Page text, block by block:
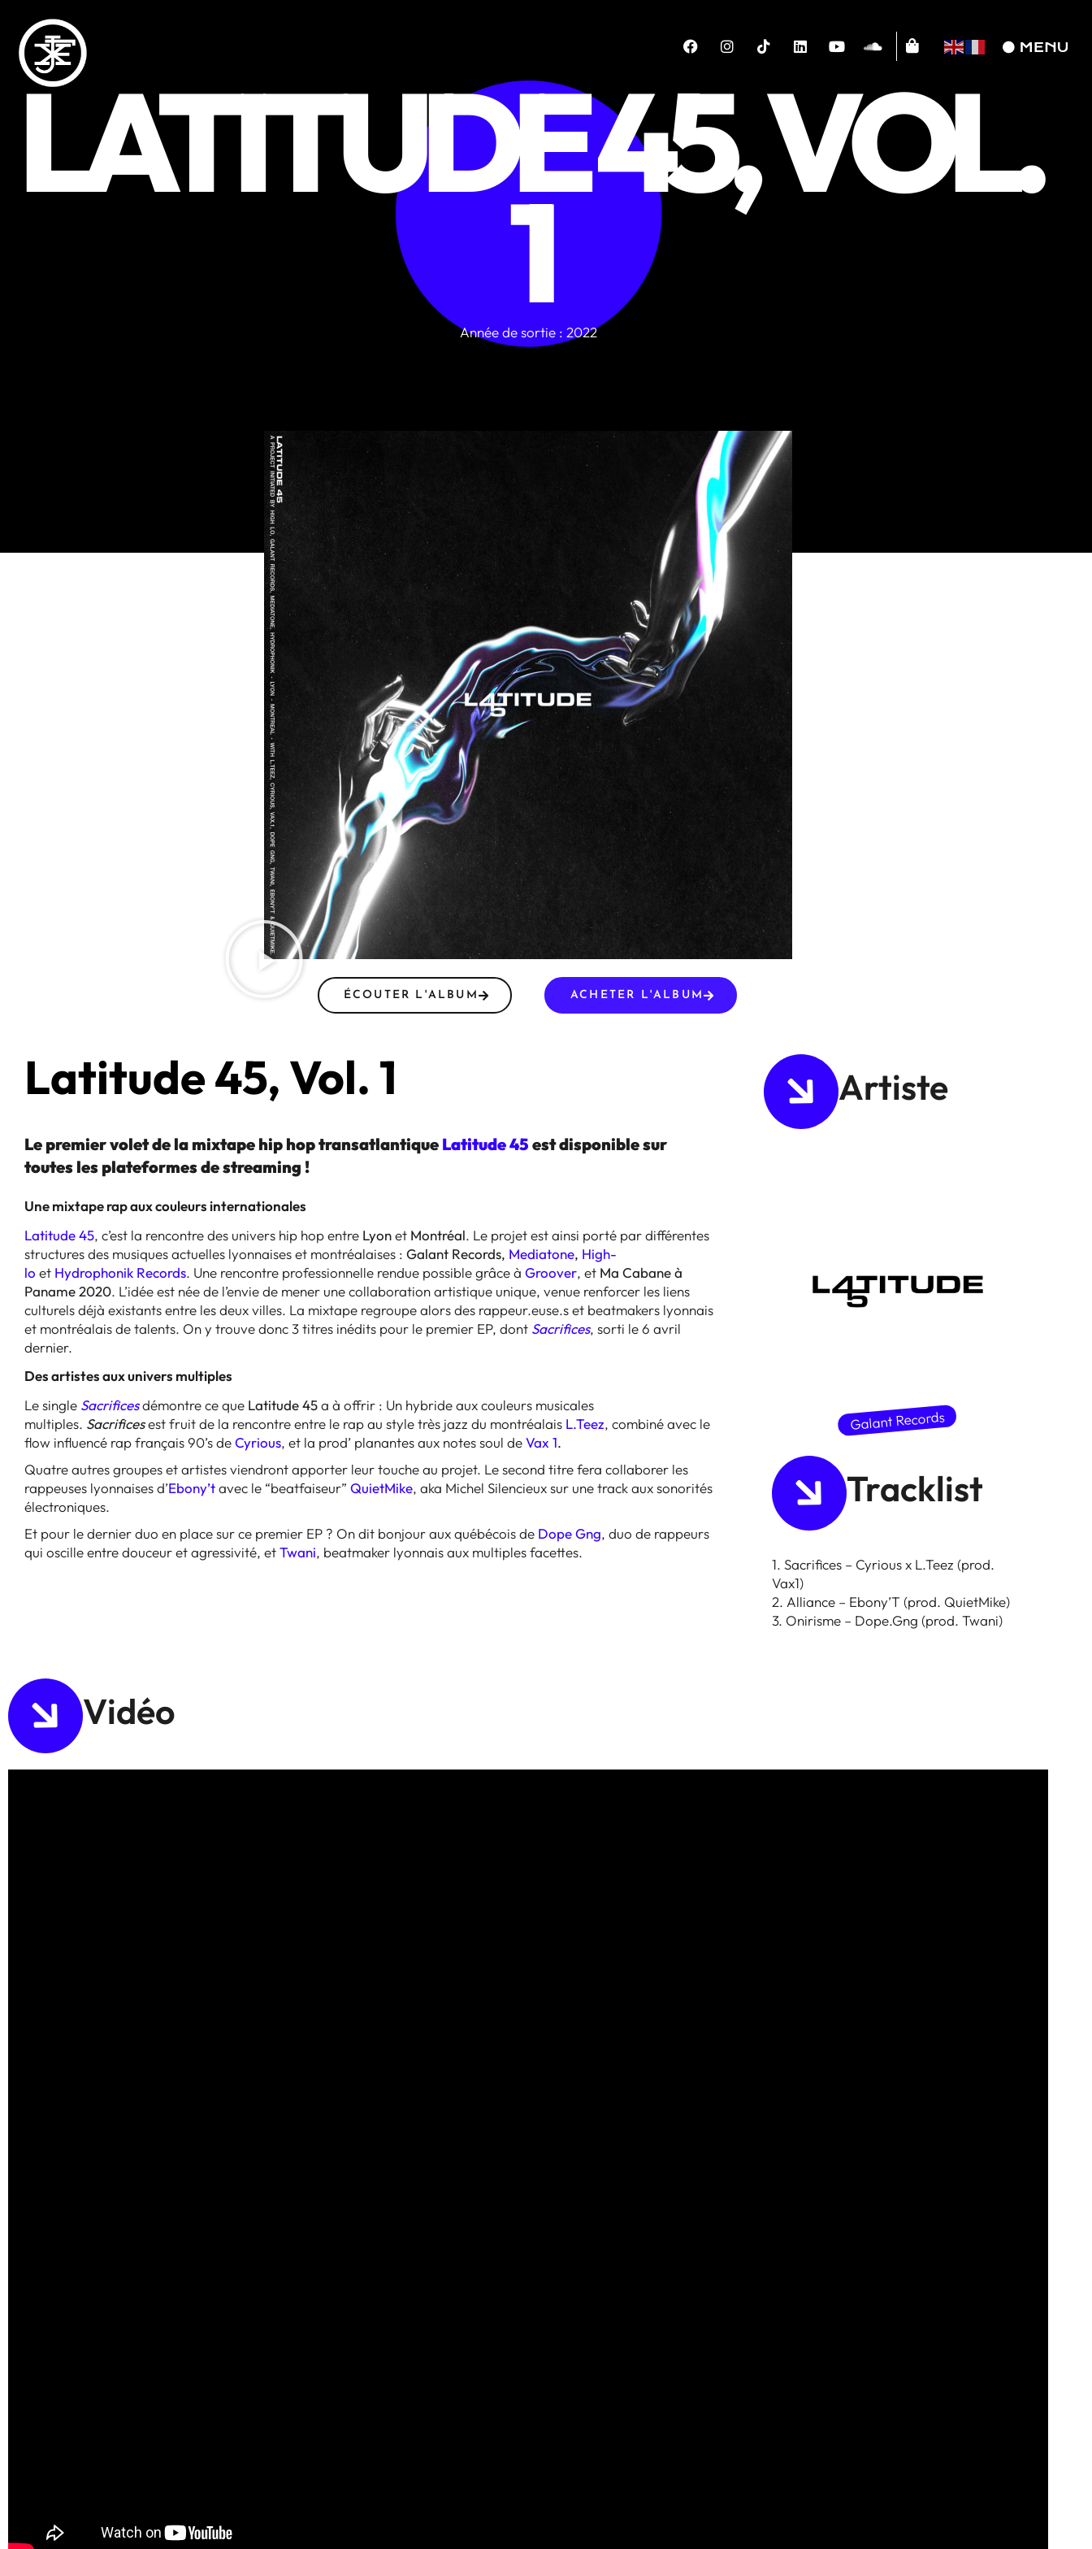
LATITUDE 45, VOL.
1
Année de sortie : 2022
ÉCOUTER L'ALBUM ACHETER L'ALBUM
Latitude 45, Vol. 1
Le premier volet de la mixtape hip hop transatlantique Latitude 45 est disponible sur
toutes les plateformes de streaming !
Une mixtape rap aux couleurs internationales
Latitude 45, c’est la rencontre des univers hip hop entre Lyonet Montréal. Le projet est ainsi porté par différentes
structures des musiques actuelles lyonnaises et montréalaises : Galant Records, Mediatone, High-
lo et Hydrophonik Records. Une rencontre professionnelle rendue possible grâce à Groover, et Ma Cabane à
Paname 2020. L’idée est née de l’envie de mener une collaboration artistique unique, venue renforcer les liens
culturels déjà existants entre les deux villes. La mixtape regroupe alors des rappeur.euse.s et beatmakers lyonnais
et montréalais de talents. On y trouve donc 3 titres inédits pour le premier EP, dont Sacrifices, sorti le 6 avril
dernier.
Des artistes aux univers multiples
Le single Sacrificesdémontre ce que Latitude 45a à offrir : Un hybride aux couleurs musicales
multiples. Sacrificesest fruit de la rencontre entre le rap au style très jazz du montréalais L.Teez, combiné avec le
flow influencé rap français 90’s deCyrious, et la prod’ planantes aux notes soul deVax 1.
Quatre autres groupes et artistes viendront apporter leur touche au projet. Le second titre fera collaborer les
rappeuses lyonnaises d’Ebony’tavec le “beatfaiseur” QuietMike, aka Michel Silencieux sur une track aux sonorités
électroniques.
Et pour le dernier duo en place sur ce premier EP ? On dit bonjour aux québécois de Dope Gng, duo de rappeurs
qui oscille entre douceur et agressivité, etTwani, beatmaker lyonnais aux multiples facettes.
Artiste
Galant Records
Tracklist
1. Sacrifices – Cyrious x L.Teez (prod.
Vax1)
2. Alliance – Ebony’T (prod. QuietMike)
3. Onirisme – Dope.Gng (prod. Twani)
Vidéo